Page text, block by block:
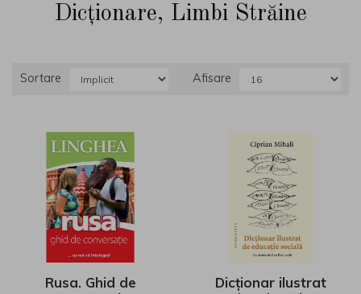
Dicţionare, Limbi Străine
Sortare Afisare
Rusa. Ghid de
Dicționar ilustrat